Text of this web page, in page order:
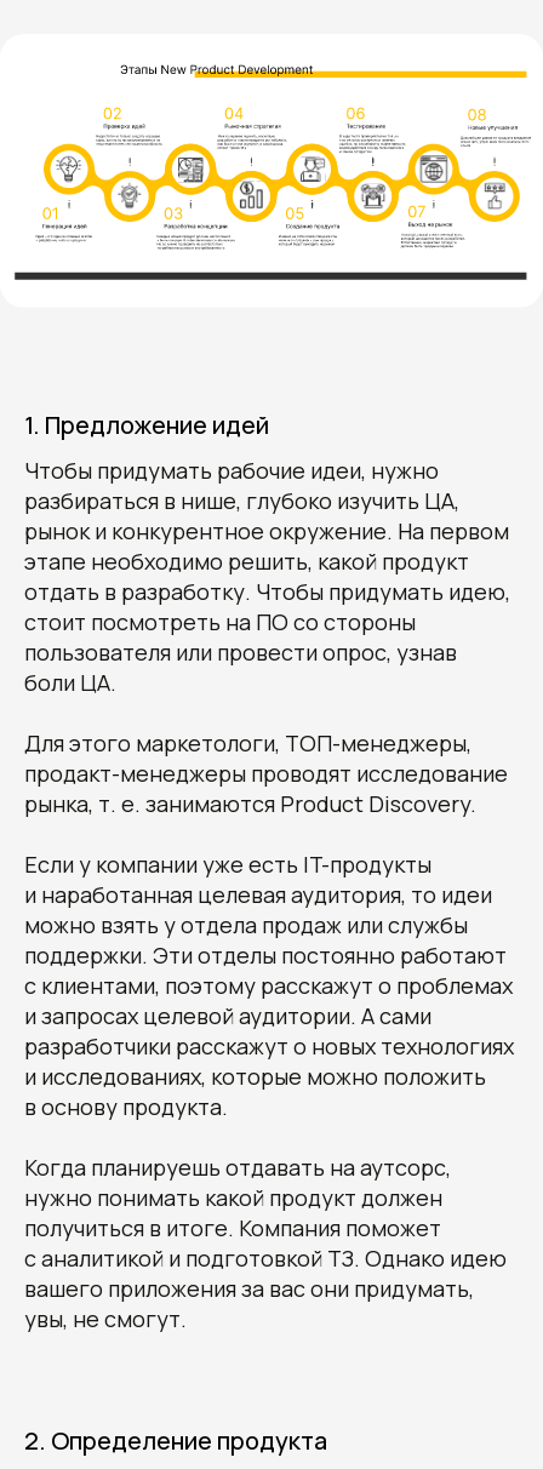
1. Предложение идей
Чтобы придумать рабочие идеи, нужно
разбираться в нише, глубоко изучить ЦА,
рынок и конкурентное окружение. На первом
этапе необходимо решить, какой продукт
отдать в разработку. Чтобы придумать идею,
стоит посмотреть на ПО со стороны
пользователя или провести опрос, узнав
боли ЦА.
Для этого маркетологи, ТОП-менеджеры,
продакт-менеджеры проводят исследование
рынка, т. е. занимаются Product Discovery.
Если у компании уже есть IT-продукты
и наработанная целевая аудитория, то идеи
можно взять у отдела продаж или службы
поддержки. Эти отделы постоянно работают
с клиентами, поэтому расскажут о проблемах
и запросах целевой аудитории. А сами
разработчики расскажут о новых технологиях
и исследованиях, которые можно положить
в основу продукта.
Когда планируешь отдавать на аутсорс,
нужно понимать какой продукт должен
получиться в итоге. Компания поможет
с аналитикой и подготовкой ТЗ. Однако идею
вашего приложения за вас они придумать,
увы, не смогут.
2. Определение продукта